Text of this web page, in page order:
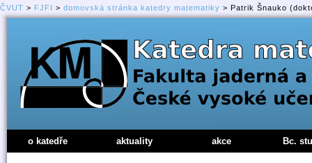
ČVUT > FJFI > domovská stránka katedry matematiky > Patrik Šnauko
o katedře aktuality akce Bc.